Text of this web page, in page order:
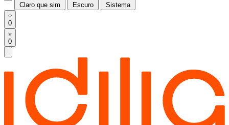
Claro que sim Escuro Sistema
0
0